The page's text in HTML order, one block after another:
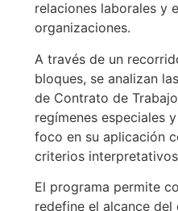
relaciones laborales y
organizaciones.
A través de un
bloques, se analizan
de Contrato de
regímenes especiales
foco en su aplicación
criterios
El programa permite
redefine el alcance